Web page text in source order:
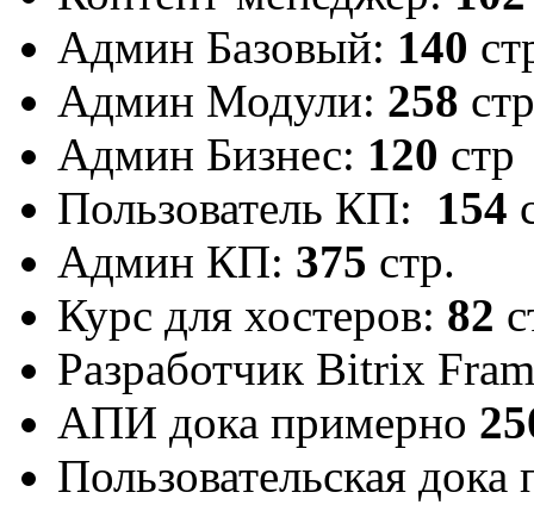
Админ Базовый: 140
Админ Модули: 258 стр
Админ Бизнес: 120 стр
Пользователь КП: 154
Админ КП: 375 стр.
Курс для хостеров: 82
Разработчик Bitrix
АПИ дока примерно
Пользовательская